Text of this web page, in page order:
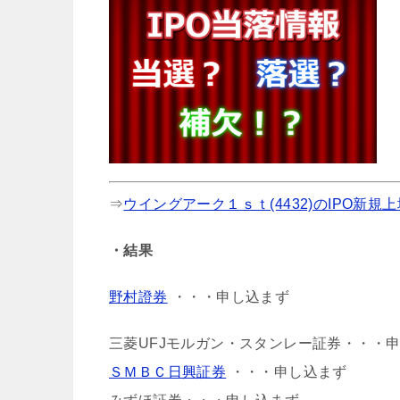
⇒ウイングアーク１ｓｔ(4432)のIPO新規上
・結果
野村證券 ・・・申し込まず
三菱UFJモルガン・スタンレー証券・・・
ＳＭＢＣ日興証券 ・・・申し込まず